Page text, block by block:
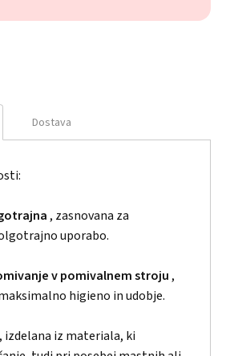
Dostava
, zasnovana za
uporabo.
v pomivalnem stroju ,
higieno in udobje.
, izdelana iz materiala, ki